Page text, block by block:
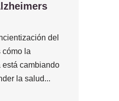
del
cómo la
está cambiando
la salud...